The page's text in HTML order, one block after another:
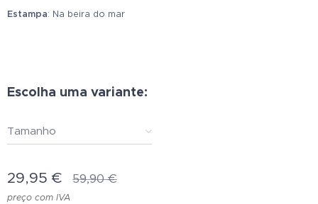
Estampa: Na beira do mar
Escolha uma variante:
Tamanho
29,95 € 59,90€
preço com IVA